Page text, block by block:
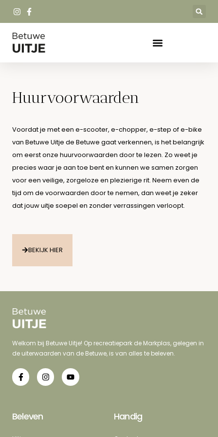
Huurvoorwaarden
Voordat je met een e-scooter, e-chopper, e-step of e-bike
van Betuwe Uitje de Betuwe gaat verkennen, is het belangrijk
om eerst onze huurvoorwaarden door te lezen. Zo weet je
precies waar je aan toe bent en kunnen we samen zorgen
voor een veilige, zorgeloze en plezierige rit. Neem even de
tijd om de voorwaarden door te nemen, dan weet je zeker
dat jouw uitje soepel en zonder verrassingen verloopt.
BEKIJK HIER
Welkom bij Betuwe Uitje! Op recreatiepark de Markplas, gelegen in
de uiterwaarden van de Betuwe, is van alles te beleven.
Beleven Handig